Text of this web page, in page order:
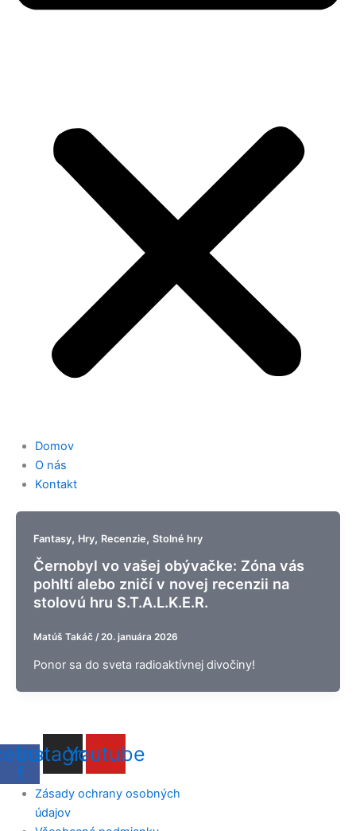
Domov
O nás
Kontakt
Fantasy, Hry, Recenzie, Stolné hry
Černobyl vo vašej obývačke: Zóna vás
pohltí alebo zničí v novej recenzii na
stolovú hru S.T.A.L.K.E.R.
Matúš Takáč / 20. januára 2026
Ponor sa do sveta radioaktívnej divočiny!
f
Instagram
Youtube
Zásady ochrany osobných
údajov